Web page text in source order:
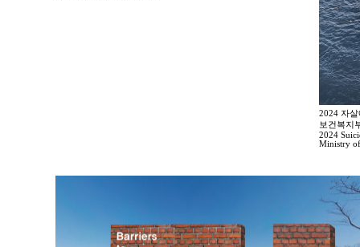
2024 자
보건복지
2024
Ministry